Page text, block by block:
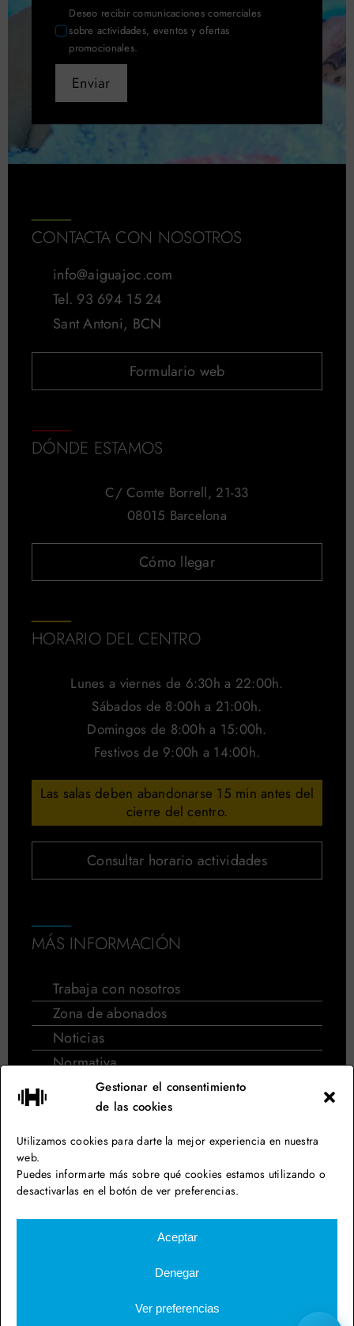
Gestionar el consentimiento
de las cookies
Utilizamos cookies para darte la mejor experiencia en nuestra
web.
Puedes informarte más sobre qué cookies estamos utilizando o
desactivarlas en el botón de ver preferencias.
Aceptar
Denegar
Ver preferencias
Deseo recibir comunicaciones comerciales
sobre actividades, eventos y ofertas
promocionales.
Enviar
CONTACTA CON NOSOTROS
info@aiguajoc.com
Tel. 93 694 15 24
Sant Antoni, BCN
Formulario web
DÓNDE ESTAMOS
C/ Comte Borrell, 21-33
08015 Barcelona
Cómo llegar
HORARIO DEL CENTRO
Lunes a viernes de 6:30h a 22:00h.
Sábados de 8:00h a 21:00h.
Domingos de 8:00h a 15:00h.
Festivos de 9:00h a 14:00h.
Las salas deben abandonarse 15 min antes del
cierre del centro.
Consultar horario actividades
MÁS INFORMACIÓN
Trabaja con nosotros
Zona de abonados
Noticias
Normativa
Normativa de cursos de natación
Aiguajoc Eurofitness – Gimnasio en Barcelona
Política de venta online